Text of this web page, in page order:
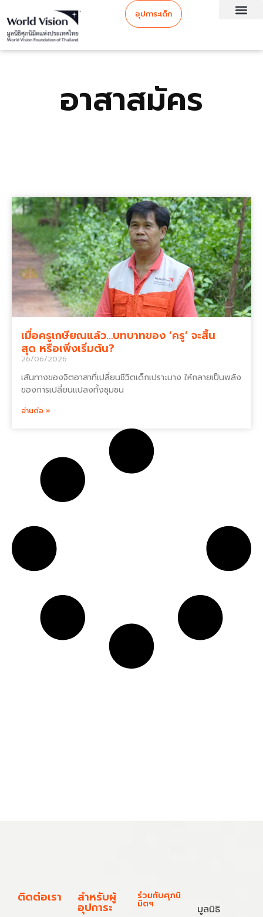
อุปการะเด็ก
อาสาสมัคร
เมื่อครูเกษียณแล้ว…บทบาทของ ‘ครู’ จะสิ้น
สุด หรือเพิ่งเริ่มต้น?
26/06/2026
เส้นทางของจิตอาสาที่เปลี่ยนชีวิตเด็กเปราะบาง ให้กลายเป็นพลัง
ของการเปลี่ยนแปลงทั้งชุมชน
อ่านต่อ »
ติดต่อเรา สำหรับผู้
อุปการะ
ร่วมกับศุภนิ
มิตฯ
มูลนิธิ